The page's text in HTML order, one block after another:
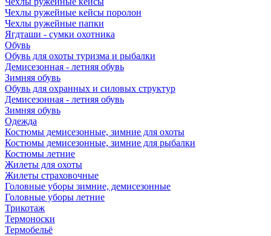
Чехлы ружейные кейсы поролон
Чехлы ружейные папки
Ягдташи - сумки охотника
Обувь
Обувь для охоты туризма и рыбалки
Демисезонная - летняя обувь
Зимняя обувь
Обувь для охранных и силовых структур
Демисезонная - летняя обувь
Зимняя обувь
Одежда
Костюмы демисезонные, зимние для охоты
Костюмы демисезонные, зимние для рыбалки
Костюмы летние
Жилеты для охоты
Жилеты страховочные
Головные уборы зимние, демисезонные
Головные уборы летние
Трикотаж
Термоноски
Термобельё